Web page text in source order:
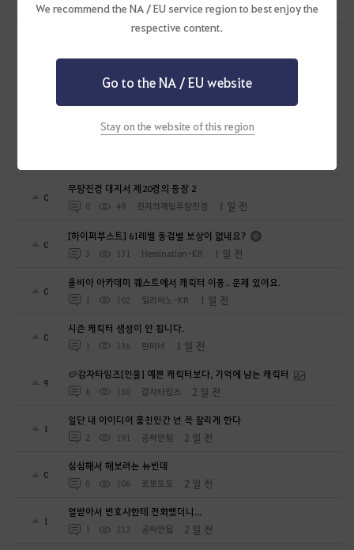
We recommend the NA / EU service region to best enjoy the
respective content.
Go to the NA / EU website
Stay on the website of this region
0 109 주아정 1 일 전
무량진경 대지서 제20경의 등장 4
무량진경 대지서 제20경의 등장 3
길드 명성 이상이 없다고 GM이 글남겨서 사진찍어 제출합니다
0
무량진경 대지서 제20경의 등장 2
0 49 천지의재림무량진경 1 일 전
0
[하이퍼부스트] 61레벨 동검별 보상이 없네요?
3 131 Hemination-KR 1 일 전
0
올비아 아카데미 퀘스트에서 캐릭터 이동.. 문제 있어요.
1 102 일리아노-KR 1 일 전
0
시즌 캐릭터 생성이 안 됩니다.
1 136 란미녀 1 일 전
9
🥔감자타임즈[인물] 예쁜 캐릭터보다, 기억에 남는 캐릭터
6 130 감자타임즈 2 일 전
1
일단 내 아이디어 훔친인간 넌 꼭 잘리게 한다
2 191 공짜안됨 2 일 전
0
심심해서 해보려는 뉴빈데
0 106 로뽀또또 2 일 전
1
열받아서 변호사한테 전화했더니...
1 212 공짜안됨 2 일 전